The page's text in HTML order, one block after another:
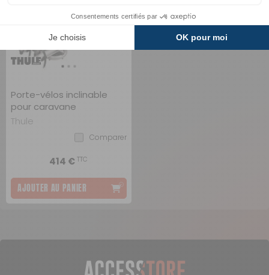
Porte-vélos inclinable
pour caravane
Thule
Comparer
414 €TTC
AJOUTER AU PANIER